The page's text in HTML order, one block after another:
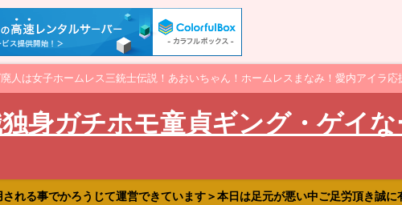
は女子ホームレス三銃士伝説！あおいちゃん！ホームレスまなみ！愛内アイラ応
身ガチホモ童貞ギング・ゲイな
れる事でかろうじて運営できています＞本日は足元が悪い中ご足労頂き誠に